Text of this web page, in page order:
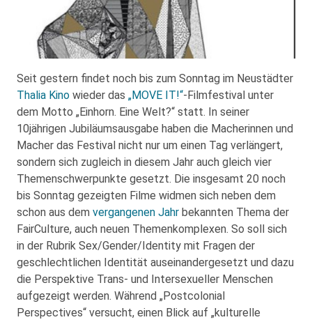
Seit gestern findet noch bis zum Sonntag im Neustädter
Thalia Kino wieder das „MOVE IT!“-Filmfestival unter
dem Motto „Einhorn. Eine Welt?“ statt. In seiner
10jährigen Jubiläumsausgabe haben die Macherinnen und
Macher das Festival nicht nur um einen Tag verlängert,
sondern sich zugleich in diesem Jahr auch gleich vier
Themenschwerpunkte gesetzt. Die insgesamt 20 noch
bis Sonntag gezeigten Filme widmen sich neben dem
schon aus dem vergangenen Jahr bekannten Thema der
FairCulture, auch neuen Themenkomplexen. So soll sich
in der Rubrik Sex/Gender/Identity mit Fragen der
geschlechtlichen Identität auseinandergesetzt und dazu
die Perspektive Trans- und Intersexueller Menschen
aufgezeigt werden. Während „Postcolonial
Perspectives“ versucht, einen Blick auf „kulturelle